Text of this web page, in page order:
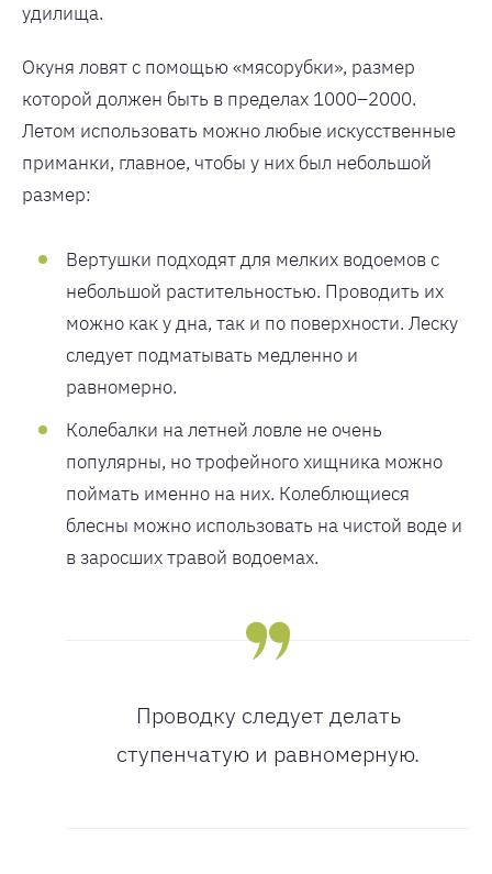
удилища.
Окуня ловят с помощью «мясорубки», размер
которой должен быть в пределах 1000–2000.
Летом использовать можно любые искусственные
приманки, главное, чтобы у них был небольшой
размер:
Вертушки подходят для мелких водоемов с
небольшой растительностью. Проводить их
можно как у дна, так и по поверхности. Леску
следует подматывать медленно и
равномерно.
Колебалки на летней ловле не очень
популярны, но трофейного хищника можно
поймать именно на них. Колеблющиеся
блесны можно использовать на чистой воде и
в заросших травой водоемах.
Проводку следует делать
ступенчатую и равномерную.